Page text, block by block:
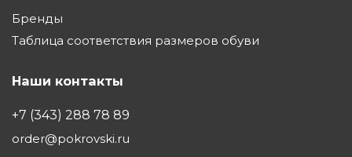
Бренды
Таблица соответствия размеров обуви
Наши контакты
+7 (343) 288 78 89
order@pokrovski.ru